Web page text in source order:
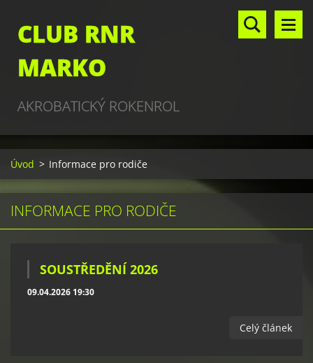
CLUB RNR
MARKO
AKROBATICKÝ ROKENROL
Úvod > Informace pro rodiče
INFORMACE PRO RODIČE
SOUSTŘEDĚNÍ 2026
09.04.2026 19:30
Celý článek